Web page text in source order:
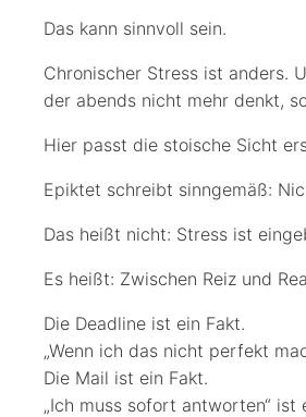
Das kann sinnvoll sein.
Chronischer Stress ist anders.
der abends nicht mehr denkt,
Hier passt die stoische Sicht
Epiktet schreibt sinngemäß:
Das heißt nicht: Stress ist
Es heißt: Zwischen Reiz und
Die Deadline ist ein Fakt.
„Wenn ich das nicht perfekt
Die Mail ist ein Fakt.
„Ich muss sofort antworten“ ist